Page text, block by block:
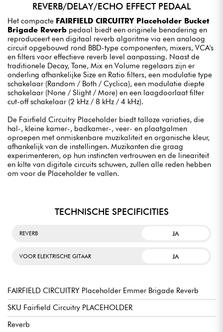
REVERB/DELAY/ECHO EFFECT PEDAAL
Het compacte FAIRFIELD CIRCUITRY Placeholder Bucket
Brigade Reverb pedaal biedt een originele benadering en
reproduceert een digitaal reverb algoritme via een analoog
circuit opgebouwd rond BBD-type componenten, mixers, VCA's
en filters voor effectieve reverb level aanpassing. Naast de
traditionele Decay, Tone, Mix en Volume regelaars zijn er
onderling afhankelijke Size en Ratio filters, een modulatie type
schakelaar (Random / Both / Cyclica), een modulatie diepte
schakelaar (None / Slight / More) en een laagdoorlaat filter
cut-off schakelaar (2 kHz / 8 kHz / 4 kHz).
De Fairfield Circuitry Placeholder biedt talloze variaties, die
hal-, kleine kamer-, badkamer-, veer- en plaatgalmen
oproepen met onmiskenbare muzikaliteit en organische kleur,
afhankelijk van de instellingen. Muzikanten die graag
experimenteren, op hun instincten vertrouwen en de lineariteit
en kilte van digitale circuits schuwen, zullen alle reden hebben
om voor de Placeholder te vallen.
TECHNISCHE SPECIFICITIES
REVERB JA
VOOR ELEKTRISCHE GITAAR JA
FAIRFIELD CIRCUITRY Placeholder Emmer Brigade Reverb
SKU Fairfield Circuitry PLACEHOLDER
Reverb